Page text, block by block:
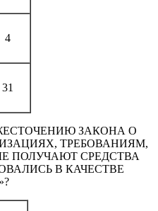
4
31
ЗАКОНА О
ТРЕБОВАНИЯМ,
ПОЛУЧАЮТ СРЕДСТВА
В КАЧЕСТВЕ